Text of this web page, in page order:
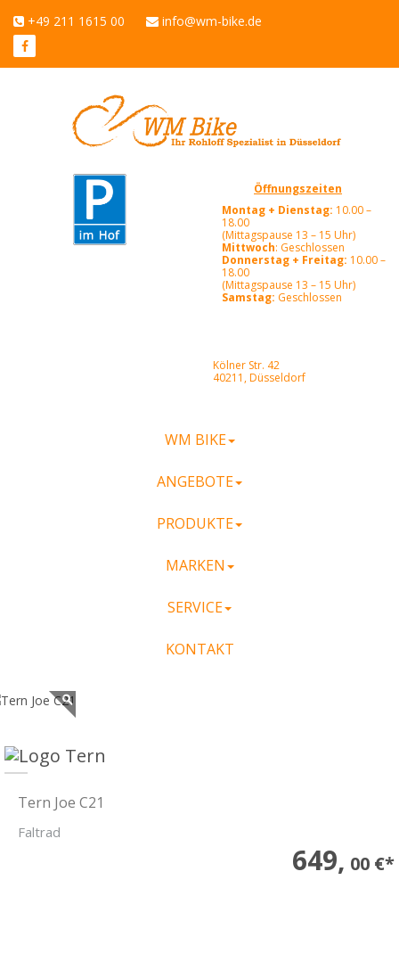
+49 211 1615 00 info@wm-bike.de
Öffnungszeiten
Montag + Dienstag: 10.00 –
18.00
(Mittagspause 13 – 15 Uhr)
Mittwoch: Geschlossen
Donnerstag + Freitag: 10.00 –
18.00
(Mittagspause 13 – 15 Uhr)
Samstag: Geschlossen
Kölner Str. 42
40211, Düsseldorf
WM BIKE
ANGEBOTE
PRODUKTE
MARKEN
SERVICE
KONTAKT
Tern Joe C21
Faltrad
649, 00 €*